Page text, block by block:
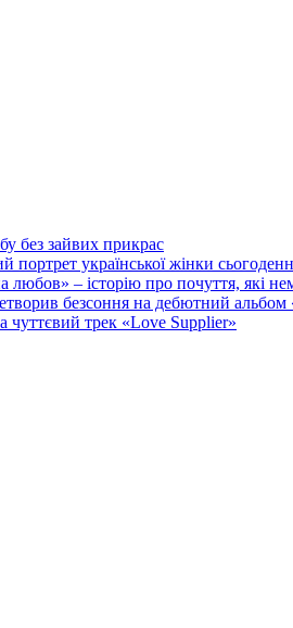
без зайвих прикрас
української жінки
– історію про почуття, які
безсоння на дебютний альбом
трек «Love Supplier»